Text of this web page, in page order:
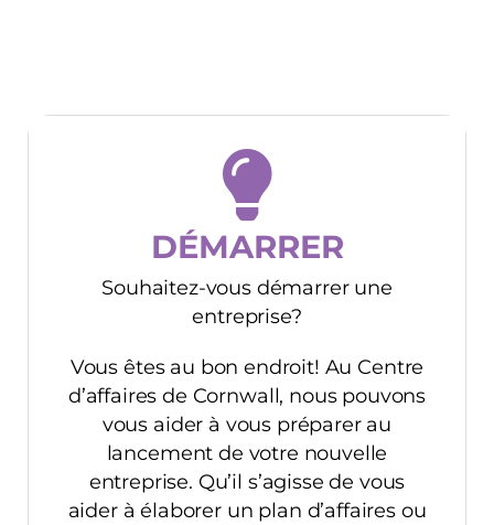
DÉMARRER
Souhaitez-vous démarrer une
entreprise?
Vous êtes au bon endroit! Au Centre
d’affaires de Cornwall, nous pouvons
vous aider à vous préparer au
lancement de votre nouvelle
entreprise. Qu’il s’agisse de vous
aider à élaborer un plan d’affaires ou